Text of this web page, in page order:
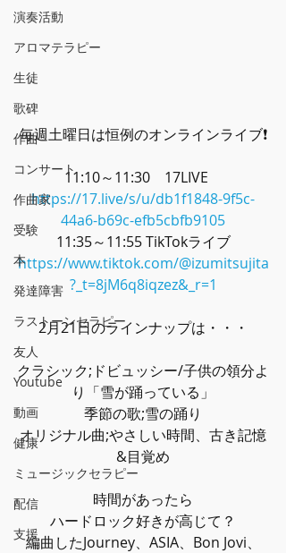
演奏活動
アロマテラピー
生徒
歌碑
作曲
コンサート
作曲家
受験
本
発達障害
ラストーンセラピー
友人
Youtube
動画
健康
ミュージックセラピー
配信
支援
毎週土曜日は恒例のオンラインライブ❗
11:10～11:30　17LIVE
https://17.live/s/u/db1f1848-9f5c-
44a6-b69c-efb5cbfb9105
11:35～11:55 TikTokライブ
https://www.tiktok.com/@izumitsujita
?_t=8jM6q8iqzez&_r=1
2月21日のラインナップは・・・
クラシック;ドビュッシー/子供の領分よ
り「雪が踊っている」
季節の歌;雪の踊り
オリジナル曲;やさしい時間、古き記憶
&目覚め
時間があったら
ハードロック好きが高じて？
編曲したJourney、ASIA、Bon Jovi、